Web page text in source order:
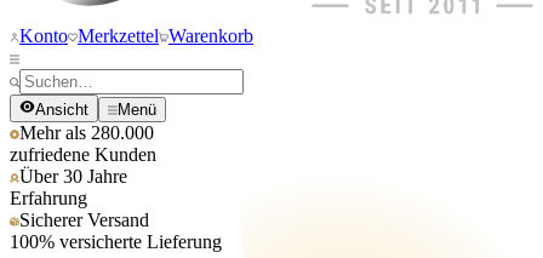
Konto Merkzettel Warenkorb
Ansicht Menü
Mehr als 280.000
zufriedene Kunden
Über 30 Jahre
Erfahrung
Sicherer Versand
100% versicherte Lieferung